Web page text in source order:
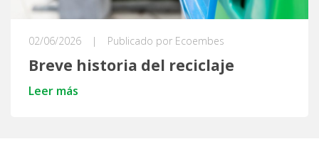
02/06/2026 | Publicado por Ecoembes
Breve historia del reciclaje
Leer más